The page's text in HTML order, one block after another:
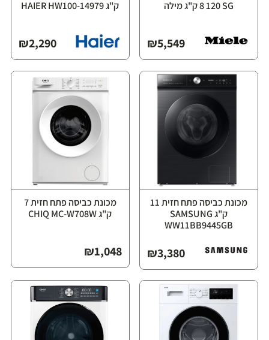
120 SG ‏8 ‏ק"ג מילה
₪5,549
ק"ג ⁦HAIER HW100-14979⁩
₪2,290
מכונת כביסה פתח חזית ‏11
ק"ג ⁦SAMSUNG
WW11BB9445GB⁩
₪3,380
מכונת כביסה פתח חזית ‏7
ק"ג ⁦CHIQ MC-W708W⁩
₪1,048